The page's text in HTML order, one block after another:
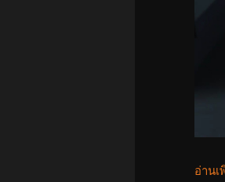
อ่านเ